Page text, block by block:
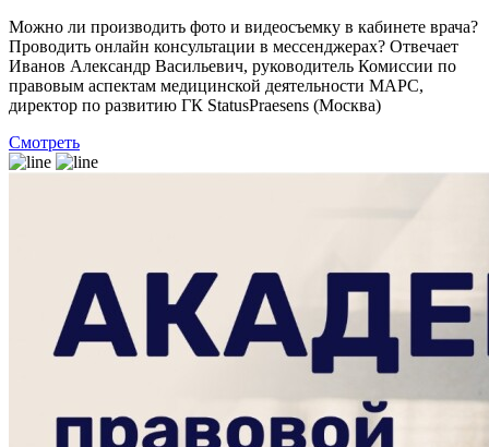
Можно ли производить фото и видеосъемку в кабинете врача?
Проводить онлайн консультации в мессенджерах? Отвечает
Иванов Александр Васильевич, руководитель Комиссии по
правовым аспектам медицинской деятельности МАРС,
директор по развитию ГК StatusPraesens (Москва)
Смотреть